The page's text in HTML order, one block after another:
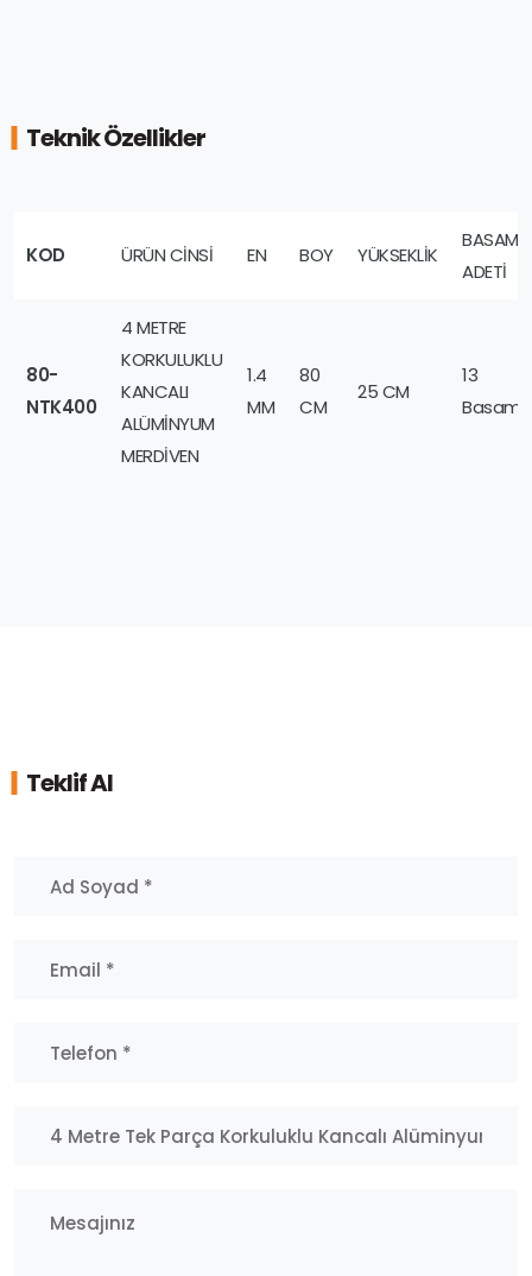
Teknik Özellikler
KOD ÜRÜN CİNSİ EN BOY YÜKSEKLİK
ADETİ
80-
NTK400
4 METRE
KORKULUKLU
KANCALI
ALÜMİNYUM
MERDİVEN
1.4
MM
80
CM
25 CM
13
Teklif Al